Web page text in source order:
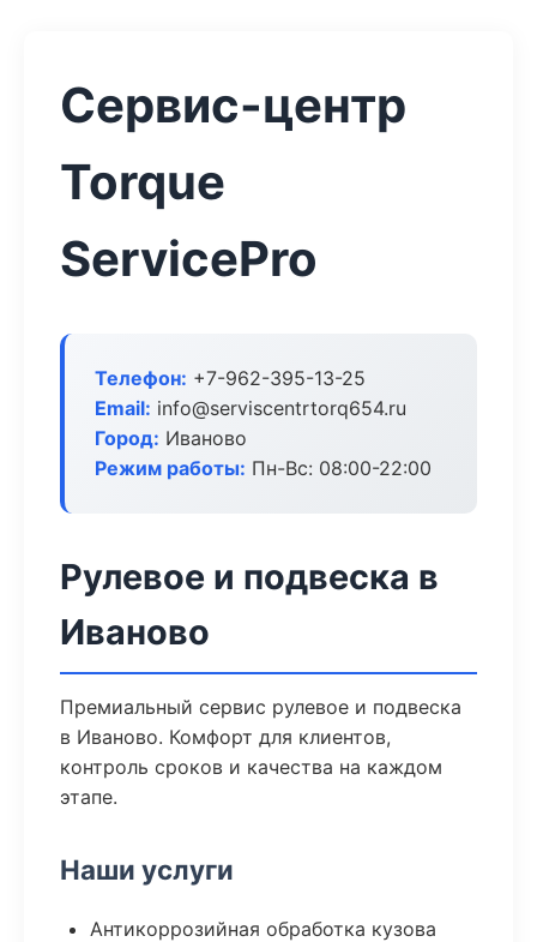
Сервис-центр
Torque
ServicePro
Телефон: +7-962-395-13-25
Email: info@serviscentrtorq654.ru
Город: Иваново
Режим работы: Пн-Вс: 08:00-22:00
Рулевое и подвеска в
Иваново
Премиальный сервис рулевое и подвеска
в Иваново. Комфорт для клиентов,
контроль сроков и качества на каждом
этапе.
Наши услуги
Антикоррозийная обработка кузова